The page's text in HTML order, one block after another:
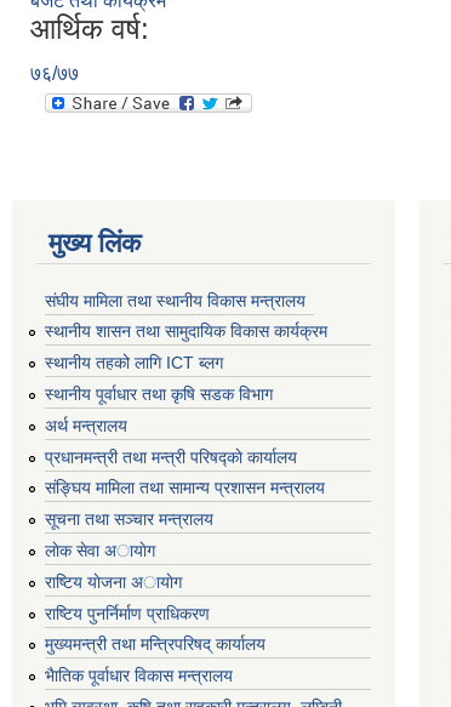
आर्थिक वर्ष:
७६/७७
मुख्य लिंक
संघीय मामिला तथा स्थानीय विकास मन्त्रालय
स्थानीय शासन तथा सामुदायिक विकास कार्यक्रम
स्थानीय तहको लागि ICT ब्लग
स्थानीय पूर्वाधार तथा कृषि सडक विभाग
अर्थ मन्त्रालय
प्रधानमन्त्री तथा मन्त्री परिषद्काे कार्यालय
संङ्घिय मामिला तथा सामान्य प्रशासन मन्त्रालय
सूचना तथा सञ्चार मन्त्रालय
लाेक सेवा अायाेग
राष्टिय याेजना अायाेग
राष्टिय पुनर्निर्माण प्राधिकरण
मुख्यमन्त्री तथा मन्त्रिपरिषद् कार्यालय
भैातिक पूर्वाधार विकास मन्त्रालय